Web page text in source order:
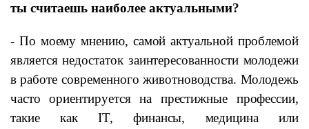
ты считаешь наиболее актуальными?
- По моему мнению, самой актуальной проблемой
является недостаток заинтересованности молодежи
в работе современного животноводства. Молодежь
часто ориентируется на престижные профессии,
такие как IT, финансы, медицина или